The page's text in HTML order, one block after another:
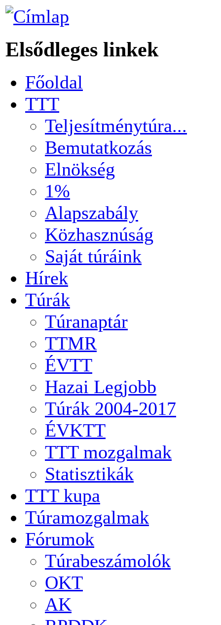
Elsődleges linkek
Főoldal
TTT
Teljesítménytúra...
Bemutatkozás
Elnökség
1%
Alapszabály
Közhasznúság
Saját túráink
Hírek
Túrák
Túranaptár
TTMR
ÉVTT
Hazai Legjobb
Túrák 2004-2017
ÉVKTT
TTT mozgalmak
Statisztikák
TTT kupa
Túramozgalmak
Fórumok
Túrabeszámolók
OKT
AK